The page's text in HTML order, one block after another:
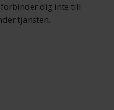
dig inte till
tjänsten.